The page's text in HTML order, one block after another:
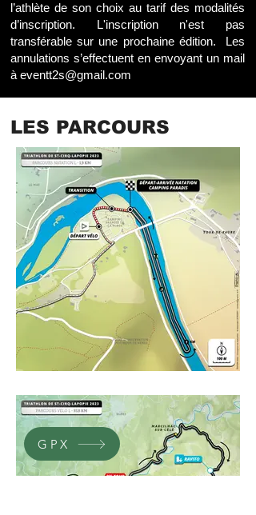
l’athlète de son choix au tarif des modalités
d’inscription. L'inscription n'est pas
transférable sur une prochaine édition. Les
annulations s’effectuent en envoyant un mail
à eventt2s@gmail.com
LES PARCOURS
GPX